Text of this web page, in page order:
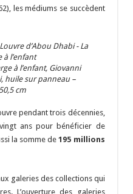
les médiums se succèdent
à l’enfant, Giovanni
huile sur panneau –
cm
pendant trois décennies,
ans pour bénéficier de
la somme de195 millions
galeries des collections qui
L’ouverture des galeries